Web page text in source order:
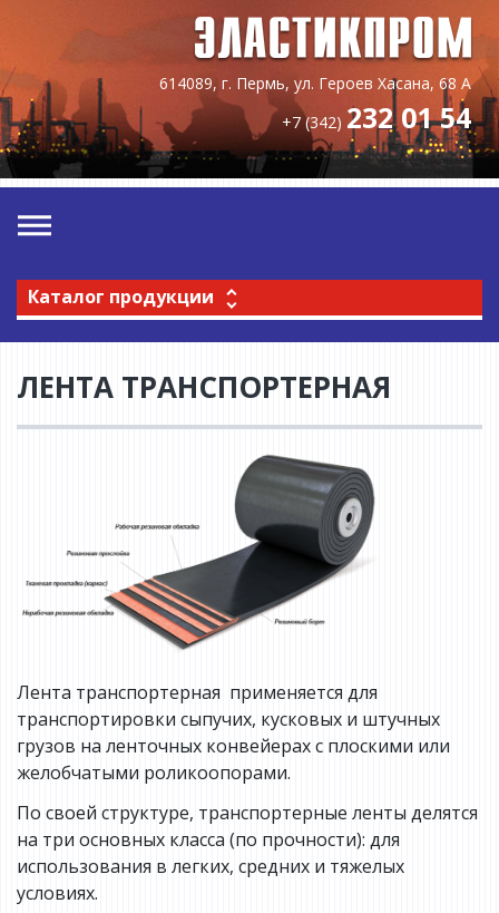
614089, г. Пермь, ул. Героев Хасана, 68 А
+7 (342) 232 01 54
Каталог продукции
ЛЕНТА ТРАНСПОРТЕРНАЯ
Лента транспортерная применяется для
транспортировки сыпучих, кусковых и штучных
грузов на ленточных конвейерах с плоскими или
желобчатыми роликоопорами.
По своей структуре, транспортерные ленты делятся
на три основных класса (по прочности): для
использования в легких, средних и тяжелых
условиях.